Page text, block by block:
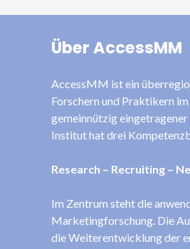
Über AccessMM
AccessMM ist ein
Forschern und Praktikern
gemeinnützig
Institut hat drei
Research – Recruiting –
Im Zentrum steht die
Marketingforschung. Die
die Weiterentwicklung der